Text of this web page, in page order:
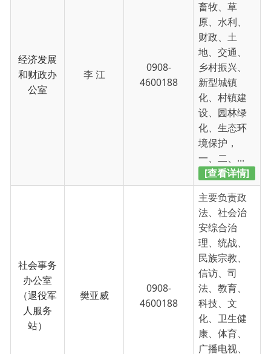
化、生态环
境保护，
一、二、...
[查看详情]
站）
主要负责政
法、社会治
安综合治
理、统战、
民族宗教、
信访、司
法、教育、
科技、文
化、卫生健
康、体育、
广播电视、
旅游、安全
生产、...
[查看详情]
主要负责行
政综合执法
工作的规
划、管理、
协调和监督
工作；负责
拟订综合行